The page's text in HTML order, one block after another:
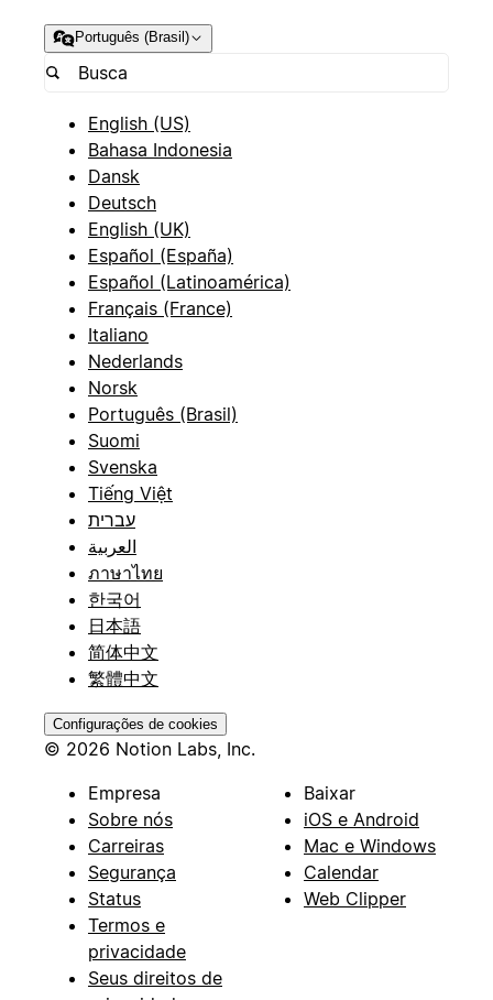
Português (Brasil)
English (US)
Bahasa Indonesia
Dansk
Deutsch
English (UK)
Español (España)
Español (Latinoamérica)
Français (France)
Italiano
Nederlands
Norsk
Português (Brasil)
Suomi
Svenska
Tiếng Việt
עברית
العربية
ภาษาไทย
한국어
日本語
简体中文
繁體中文
Configurações de cookies
© 2026 Notion Labs, Inc.
Empresa
Sobre nós
Carreiras
Segurança
Status
Termos e
privacidade
Seus direitos de
Baixar
iOS e Android
Mac e Windows
Calendar
Web Clipper